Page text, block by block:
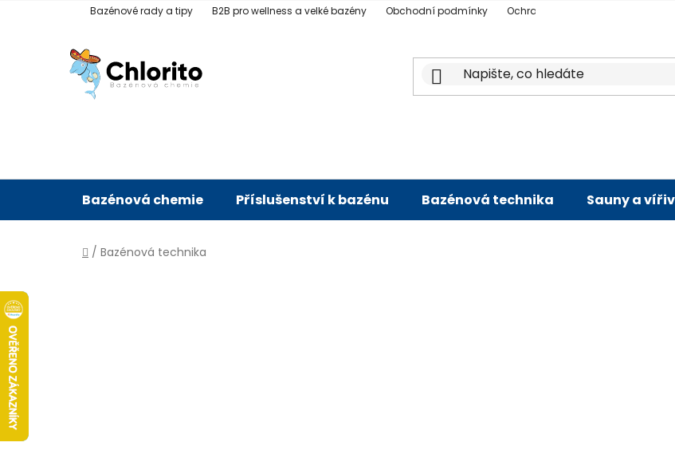
Bazénové rady a tipy B2B pro wellness a velké bazény Obchodní podmínky Ochrana osobních údajů
Bazénová chemie Příslušenství k bazénu Bazénová technika Sauny a
Domů
/ Bazénová technika